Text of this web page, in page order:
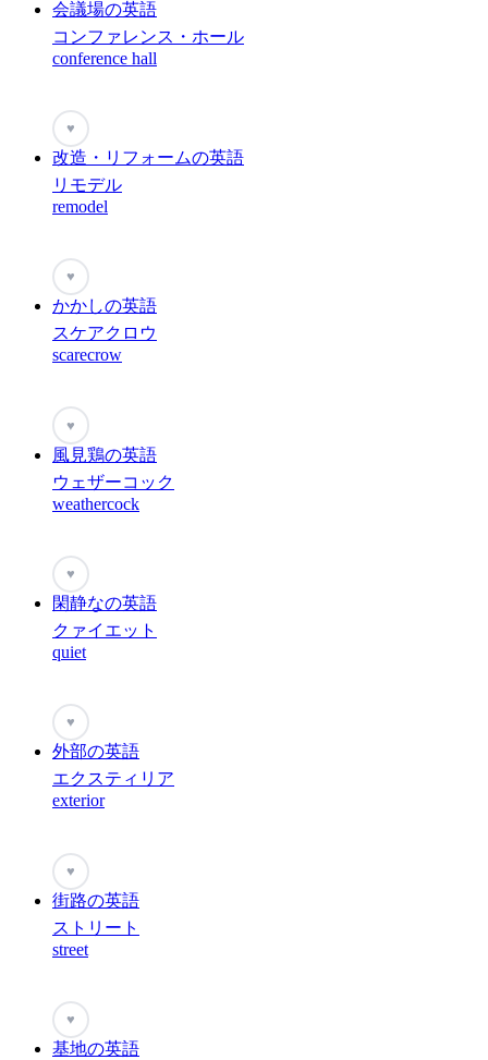
会議場の英語
コンファレンス・ホール
conference hall
♥
改造・リフォームの英語
リモデル
remodel
♥
かかしの英語
スケアクロウ
scarecrow
♥
風見鶏の英語
ウェザーコック
weathercock
♥
閑静なの英語
クァイエット
quiet
♥
外部の英語
エクスティリア
exterior
♥
街路の英語
ストリート
street
♥
基地の英語